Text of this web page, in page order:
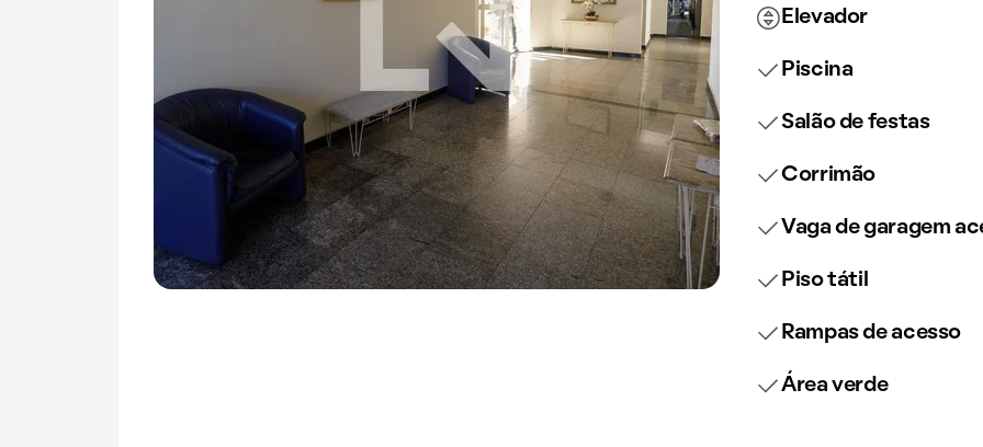
Elevador
Piscina
Salão de festas
Corrimão
Vaga de garagem
Piso tátil
Rampas de acesso
Área verde